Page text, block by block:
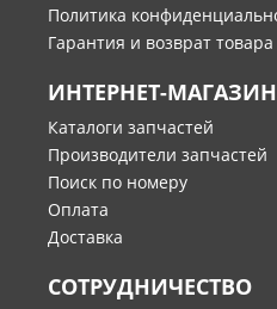
Политика
Гарантия и возврат товара
ИНТЕРНЕТ-МАГАЗИН
Каталоги запчастей
Производители запчастей
Поиск по номеру
Оплата
Доставка
СОТРУДНИЧЕСТВО